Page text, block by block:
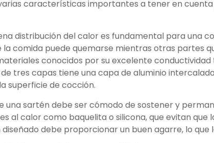
características importantes a tener en
distribución del calor es fundamental para una
comida puede quemarse mientras otras partes
conocidos por su excelente
tres capas tiene una capa de aluminio
superficie de cocción.
una sartén debe ser cómodo de sostener y
al calor como baquelita o silicona, que evitan
diseñado debe proporcionar un buen agarre, lo